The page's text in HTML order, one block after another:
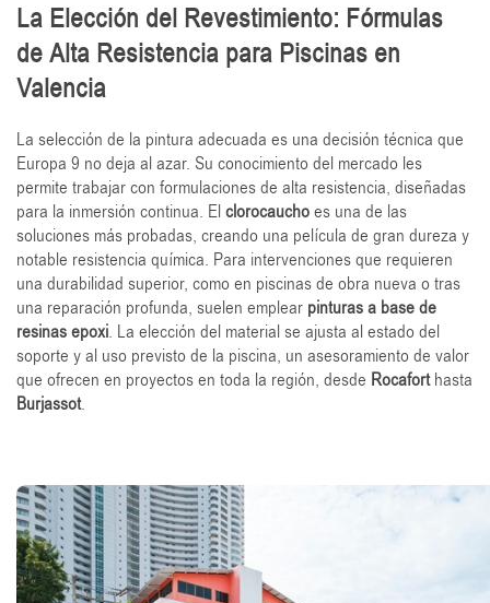
La Elección del Revestimiento: Fórmulas
de Alta Resistencia para Piscinas en
Valencia
La selección de la pintura adecuada es una decisión técnica que
Europa 9 no deja al azar. Su conocimiento del mercado les
permite trabajar con formulaciones de alta resistencia, diseñadas
para la inmersión continua. Elclorocauchoes una de las
soluciones más probadas, creando una película de gran dureza y
notable resistencia química. Para intervenciones que requieren
una durabilidad superior, como en piscinas de obra nueva o tras
una reparación profunda, suelen emplear pinturas a base de
resinas epoxi. La elección del material se ajusta al estado del
soporte y al uso previsto de la piscina, un asesoramiento de valor
que ofrecen en proyectos en toda la región, desde Rocaforthasta
Burjassot.